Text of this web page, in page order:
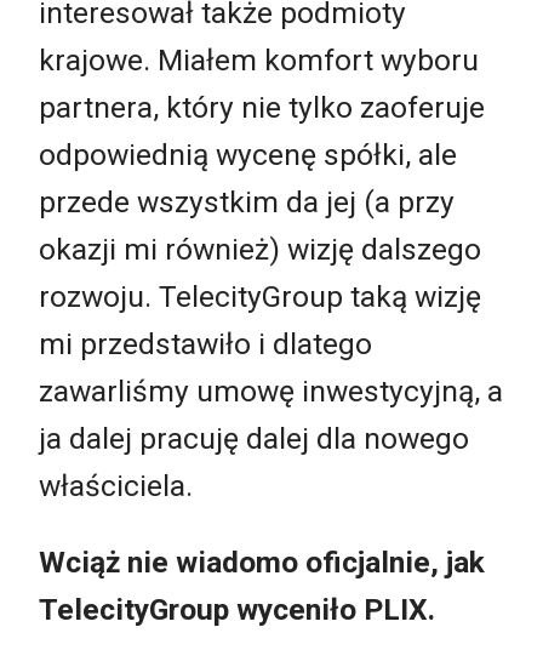
interesował także podmioty
krajowe. Miałem komfort wyboru
partnera, który nie tylko zaoferuje
odpowiednią wycenę spółki, ale
przede wszystkim da jej (a przy
okazji mi również) wizję dalszego
rozwoju. TelecityGroup taką wizję
mi przedstawiło i dlatego
zawarliśmy umowę inwestycyjną, a
ja dalej pracuję dalej dla nowego
właściciela.
Wciąż nie wiadomo oficjalnie, jak
TelecityGroup wyceniło PLIX.